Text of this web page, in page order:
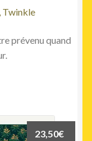
Twinkle
prévenu quand
23,50€